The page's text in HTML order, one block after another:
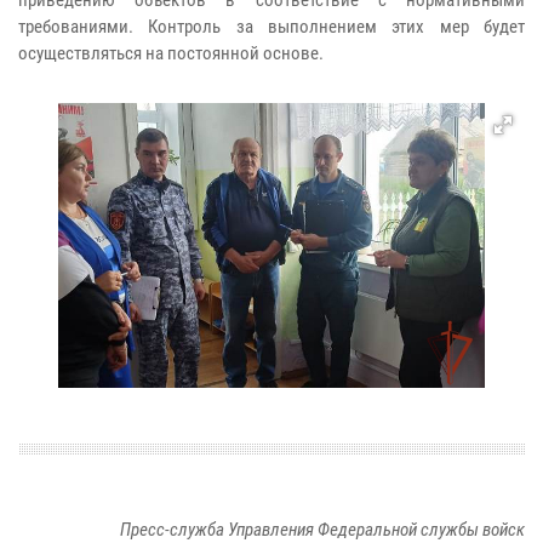
требованиями. Контроль за выполнением этих мер будет
осуществляться на постоянной основе.
Пресс-служба Управления Федеральной службы войск